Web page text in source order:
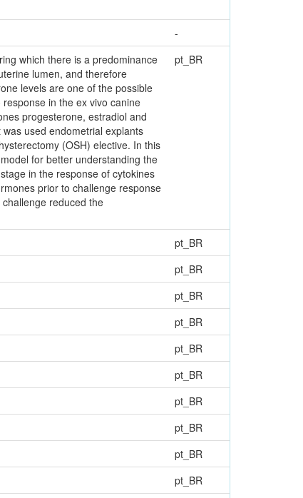
-
which there is a predominance
lumen, and therefore
levels are one of the possible
in the ex vivo canine
progesterone, estradiol and
used endometrial explants
(OSH) elective. In this
for better understanding the
in the response of cytokines
prior to challenge response
reduced the
pt_BR
pt_BR
pt_BR
pt_BR
pt_BR
pt_BR
pt_BR
pt_BR
pt_BR
pt_BR
pt_BR